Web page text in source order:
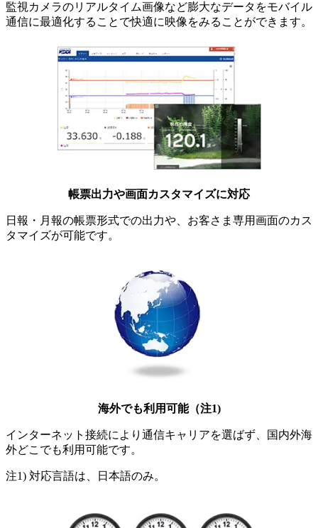
監視カメラのリアルタイム画像など膨大なデータをモバイル
通信に最適化することで快適に映像をみることができます。
帳票出力や画面カスタマイズに対応
日報・月報の帳票形式での出力や、お客さま専用画面のカス
タマイズが可能です。
海外でも利用可能（注1)
インターネット接続により通信キャリアを選ばず、国内外海
外どこでも利用可能です。
注1) 対応言語は、日本語のみ。